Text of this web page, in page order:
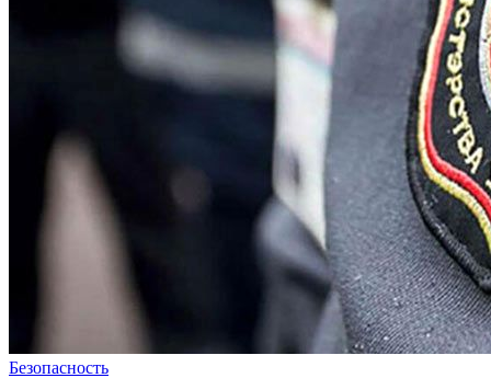
Безопасность